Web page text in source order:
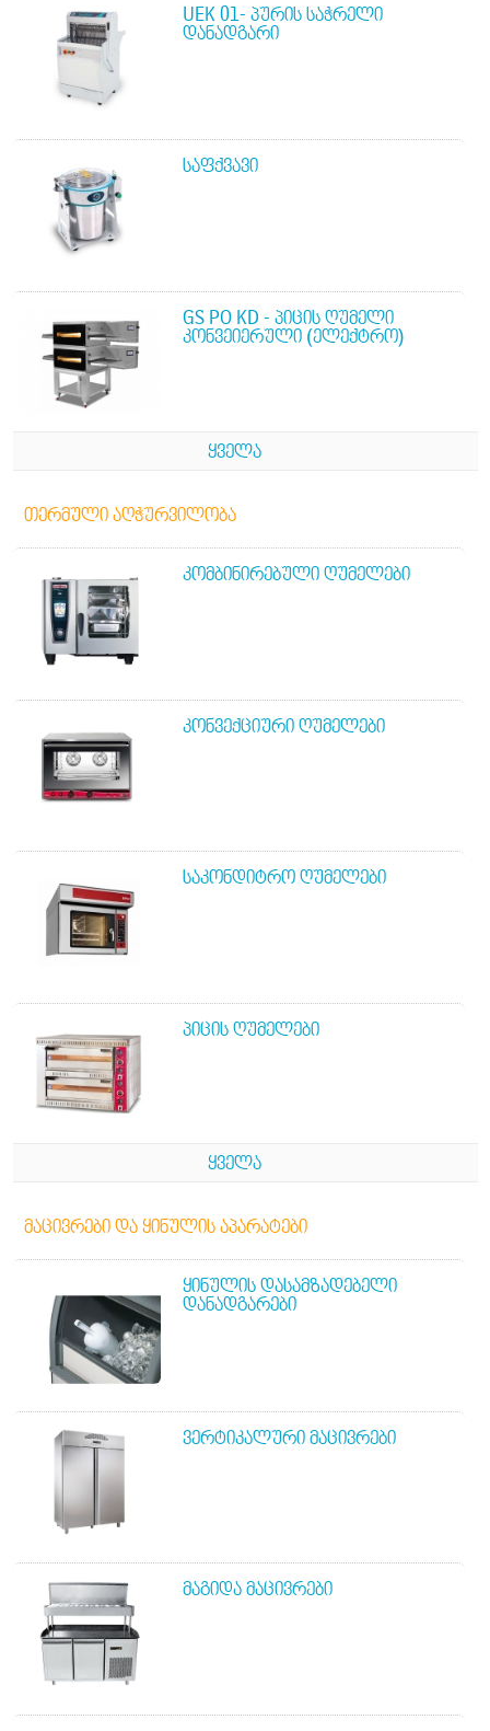
UEK 01- ᲞᲣᲠᲘᲡ ᲡᲐᲭᲠᲔᲚᲘ
ᲓᲐᲜᲐᲓᲒᲐᲠᲘ
ᲡᲐᲤᲥᲕᲐᲕᲘ
GS PO KD - ᲞᲘᲪᲘᲡ ᲦᲣᲛᲔᲚᲘ
ᲙᲝᲜᲕᲔᲘᲔᲠᲣᲚᲘ (ᲔᲚᲔᲥᲢᲠᲝ)
ᲧᲕᲔᲚᲐ
ᲗᲔᲠᲛᲣᲚᲘ ᲐᲦᲭᲣᲠᲕᲘᲚᲝᲑᲐ
ᲙᲝᲛᲑᲘᲜᲘᲠᲔᲑᲣᲚᲘ ᲦᲣᲛᲔᲚᲔᲑᲘ
ᲙᲝᲜᲕᲔᲥᲪᲘᲣᲠᲘ ᲦᲣᲛᲔᲚᲔᲑᲘ
ᲡᲐᲙᲝᲜᲓᲘᲢᲠᲝ ᲦᲣᲛᲔᲚᲔᲑᲘ
ᲞᲘᲪᲘᲡ ᲦᲣᲛᲔᲚᲔᲑᲘ
ᲧᲕᲔᲚᲐ
ᲛᲐᲪᲘᲕᲠᲔᲑᲘ ᲓᲐ ᲧᲘᲜᲣᲚᲘᲡ ᲐᲞᲐᲠᲐᲢᲔᲑᲘ
ᲧᲘᲜᲣᲚᲘᲡ ᲓᲐᲡᲐᲛᲖᲐᲓᲔᲑᲔᲚᲘ
ᲓᲐᲜᲐᲓᲒᲐᲠᲔᲑᲘ
ᲕᲔᲠᲢᲘᲙᲐᲚᲣᲠᲘ ᲛᲐᲪᲘᲕᲠᲔᲑᲘ
ᲛᲐᲒᲘᲓᲐ ᲛᲐᲪᲘᲕᲠᲔᲑᲘ